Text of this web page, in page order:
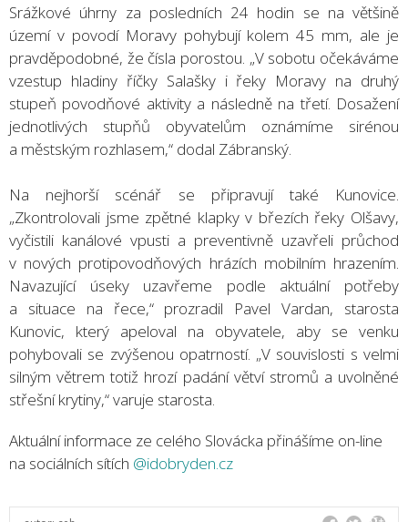
Srážkové úhrny za posledních 24 hodin se na většině
území v povodí Moravy pohybují kolem 45 mm, ale je
pravděpodobné, že čísla porostou. „V sobotu očekáváme
vzestup hladiny říčky Salašky i řeky Moravy na druhý
stupeň povodňové aktivity a následně na třetí. Dosažení
jednotlivých stupňů obyvatelům oznámíme sirénou
a městským rozhlasem,“ dodal Zábranský.
Na nejhorší scénář se připravují také Kunovice.
„Zkontrolovali jsme zpětné klapky v březích řeky Olšavy,
vyčistili kanálové vpusti a preventivně uzavřeli průchod
v nových protipovodňových hrázích mobilním hrazením.
Navazující úseky uzavřeme podle aktuální potřeby
a situace na řece,“ prozradil Pavel Vardan, starosta
Kunovic, který apeloval na obyvatele, aby se venku
pohybovali se zvýšenou opatrností. „V souvislosti s velmi
silným větrem totiž hrozí padání větví stromů a uvolněné
střešní krytiny,“ varuje starosta.
Aktuální informace ze celého Slovácka přinášíme on-line
na sociálních sítích @idobryden.cz